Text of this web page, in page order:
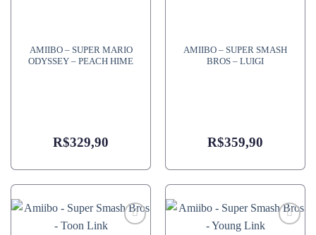
AMIIBO – SUPER MARIO
ODYSSEY – PEACH HIME
R$329,90
AMIIBO – SUPER SMASH
BROS – LUIGI
R$359,90